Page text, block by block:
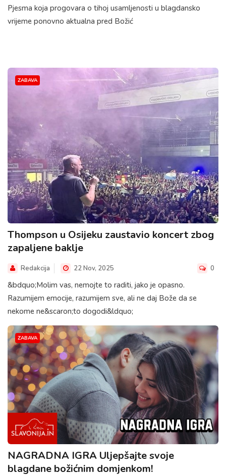
Pjesma koja progovara o tihoj usamljenosti u blagdansko
vrijeme ponovno aktualna pred Božić
ZABAVA
Thompson u Osijeku zaustavio koncert zbog
zapaljene baklje
Redakcija 22 Nov, 2025 0
&bdquo;Molim vas, nemojte to raditi, jako je opasno.
Razumijem emocije, razumijem sve, ali ne daj Bože da se
nekome ne&scaron;to dogodi&ldquo;
ZABAVA
NAGRADNA IGRA Uljepšajte svoje
blagdane božićnim domjenkom!